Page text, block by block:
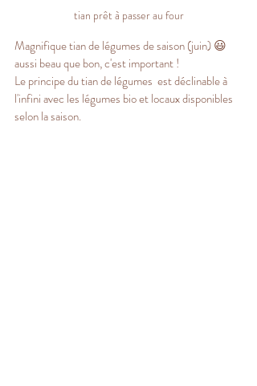
tian prêt à passer au four
Magnifique tian de légumes de saison (juin) 😃
aussi beau que bon, c'est important !
Le principe du tian de légumes  est déclinable à
l'infini avec les légumes bio et locaux disponibles
selon la saison.